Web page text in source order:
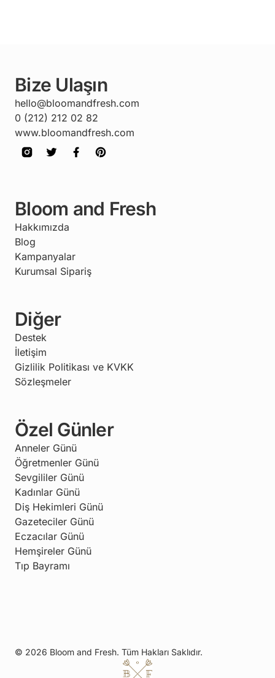
Bize Ulaşın
hello@bloomandfresh.com
0 (212) 212 02 82
www.bloomandfresh.com
Bloom and Fresh
Hakkımızda
Blog
Kampanyalar
Kurumsal Sipariş
Diğer
Destek
İletişim
Gizlilik Politikası ve KVKK
Sözleşmeler
Özel Günler
Anneler Günü
Öğretmenler Günü
Sevgililer Günü
Kadınlar Günü
Diş Hekimleri Günü
Gazeteciler Günü
Eczacılar Günü
Hemşireler Günü
Tıp Bayramı
© 2026 Bloom and Fresh. Tüm Hakları Saklıdır.